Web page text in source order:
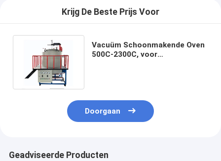
Krijg De Beste Prijs Voor
Vacuüm Schoonmakende Oven
500C-2300C, voor
Doorgaan
Geadviseerde Producten